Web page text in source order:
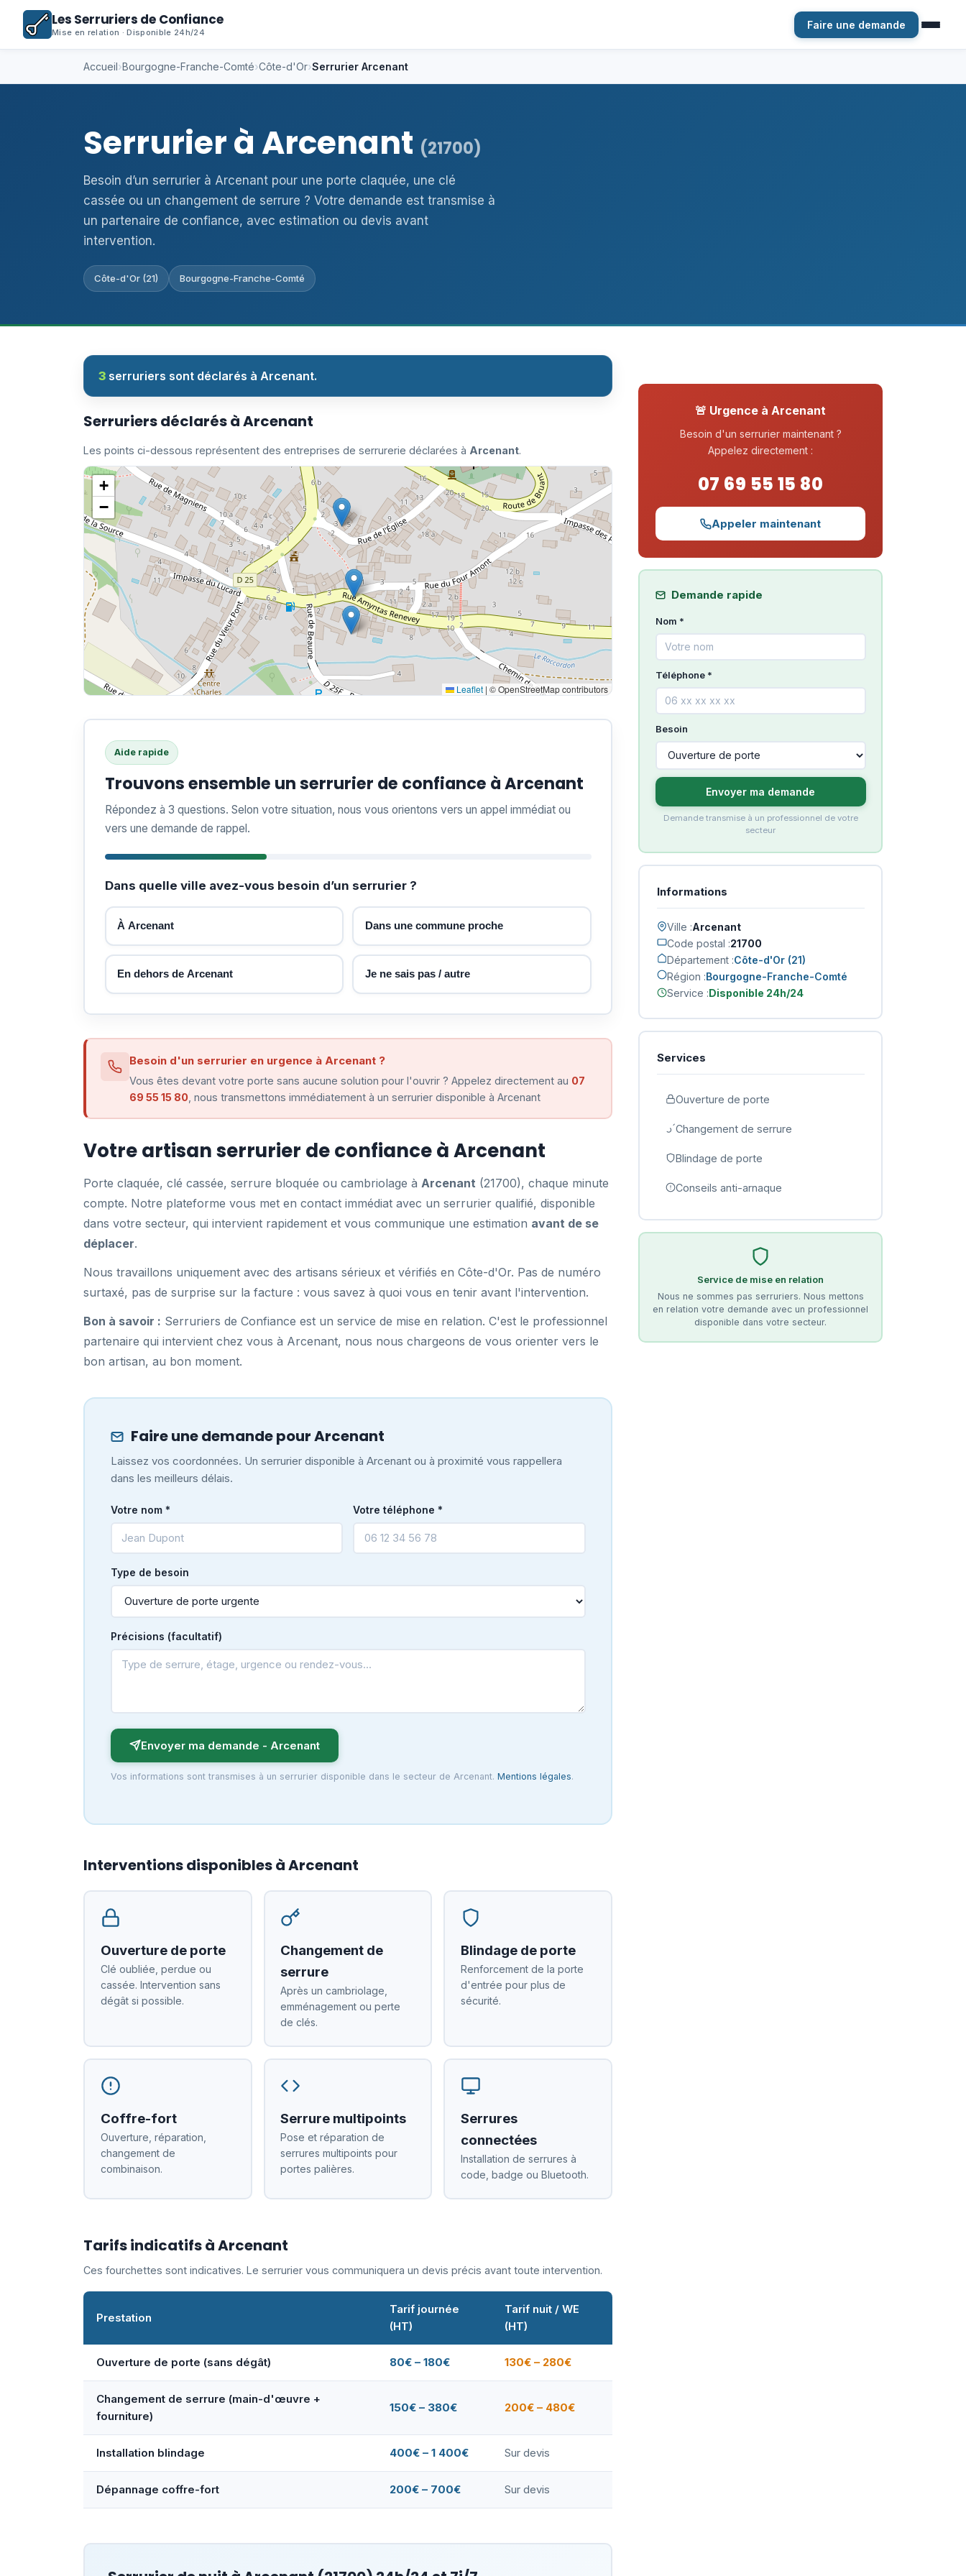
Les Serruriers de Confiance
Mise en relation · Disponible 24h/24
Faire une demande
Accueil›Bourgogne-Franche-Comté›Côte-d'Or›Serrurier Arcenant
Serrurier à Arcenant (21700)
Besoin d’un serrurier à Arcenant pour une porte claquée, une clé
cassée ou un changement de serrure ? Votre demande est transmise à
un partenaire de confiance, avec estimation ou devis avant
intervention.
Côte-d'Or (21) Bourgogne-Franche-Comté
3 serruriers sont déclarés à Arcenant.
Serruriers déclarés à Arcenant
Les points ci-dessous représentent des entreprises de serrurerie déclarées à Arcenant.
+
−
Leaflet | © OpenStreetMap contributors
Aide rapide
Trouvons ensemble un serrurier de confiance à Arcenant
Répondez à 3 questions. Selon votre situation, nous vous orientons vers un appel immédiat ou
vers une demande de rappel.
Dans quelle ville avez-vous besoin d’un serrurier ?
À Arcenant Dans une commune proche
En dehors de Arcenant Je ne sais pas / autre
Besoin d'un serrurier en urgence à Arcenant ?
Vous êtes devant votre porte sans aucune solution pour l'ouvrir ? Appelez directement au 07
69 55 15 80 , nous transmettons immédiatement à un serrurier disponible à Arcenant
Votre artisan serrurier de confiance à Arcenant
Porte claquée, clé cassée, serrure bloquée ou cambriolage à Arcenant (21700), chaque minute
compte. Notre plateforme vous met en contact immédiat avec un serrurier qualifié, disponible
dans votre secteur, qui intervient rapidement et vous communique une estimation avant de se
déplacer.
Nous travaillons uniquement avec des artisans sérieux et vérifiés en Côte-d'Or. Pas de numéro
surtaxé, pas de surprise sur la facture : vous savez à quoi vous en tenir avant l'intervention.
Bon à savoir : Serruriers de Confiance est un service de mise en relation. C'est le professionnel
partenaire qui intervient chez vous à Arcenant, nous nous chargeons de vous orienter vers le
bon artisan, au bon moment.
Faire une demande pour Arcenant
Laissez vos coordonnées. Un serrurier disponible à Arcenant ou à proximité vous rappellera
dans les meilleurs délais.
Votre nom * Votre téléphone *
Type de besoin
Précisions (facultatif)
Envoyer ma demande - Arcenant
Vos informations sont transmises à un serrurier disponible dans le secteur de Arcenant. Mentions légales.
Interventions disponibles à Arcenant
Ouverture de porte
Clé oubliée, perdue ou
cassée. Intervention sans
dégât si possible.
Changement de
serrure
Après un cambriolage,
emménagement ou perte
de clés.
Blindage de porte
Renforcement de la porte
d'entrée pour plus de
sécurité.
Coffre-fort
Ouverture, réparation,
changement de
combinaison.
Serrure multipoints
Pose et réparation de
serrures multipoints pour
portes palières.
Serrures
connectées
Installation de serrures à
code, badge ou Bluetooth.
Tarifs indicatifs à Arcenant
Ces fourchettes sont indicatives. Le serrurier vous communiquera un devis précis avant toute intervention.
Prestation
Tarif journée
(HT)
Tarif nuit / WE
(HT)
Ouverture de porte (sans dégât) 80€ – 180€ 130€ – 280€
Changement de serrure (main-d'œuvre +
fourniture)
150€ – 380€ 200€ – 480€
Installation blindage 400€ – 1 400€ Sur devis
Dépannage coffre-fort 200€ – 700€ Sur devis
🚨 Urgence à Arcenant
Besoin d'un serrurier maintenant ?
Appelez directement :
07 69 55 15 80
Appeler maintenant
Demande rapide
Nom *
Téléphone *
Besoin
Envoyer ma demande
Demande transmise à un professionnel de votre
secteur
Informations
Ville :Arcenant
Code postal :21700
Département :Côte-d'Or (21)
Région :Bourgogne-Franche-Comté
Service :Disponible 24h/24
Services
Ouverture de porte
Changement de serrure
Blindage de porte
Conseils anti-arnaque
Service de mise en relation
Nous ne sommes pas serruriers. Nous mettons
en relation votre demande avec un professionnel
disponible dans votre secteur.